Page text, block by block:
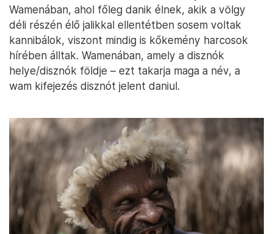
Wamenában, ahol főleg danik élnek, akik a völgy
déli részén élő jalikkal ellentétben sosem voltak
kannibálok, viszont mindig is kőkemény harcosok
hírében álltak. Wamenában, amely a disznók
helye/disznók földje – ezt takarja maga a név, a
wam kifejezés disznót jelent daniul.